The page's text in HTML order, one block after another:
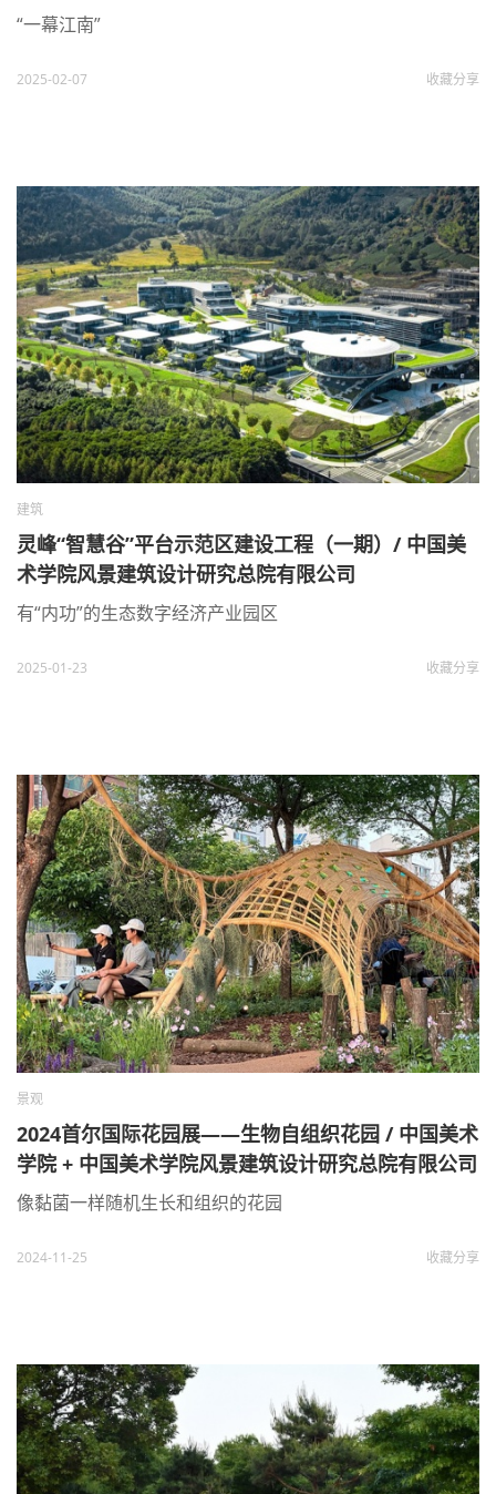
“一幕江南”
2025-02-07 收藏分享
建筑
灵峰“智慧谷”平台示范区建设工程（一期）/ 中国美
术学院风景建筑设计研究总院有限公司
有“内功”的生态数字经济产业园区
2025-01-23 收藏分享
景观
2024首尔国际花园展——生物自组织花园 / 中国美术
学院 + 中国美术学院风景建筑设计研究总院有限公司
+ 沈实现工作室
像黏菌一样随机生长和组织的花园
2024-11-25 收藏分享